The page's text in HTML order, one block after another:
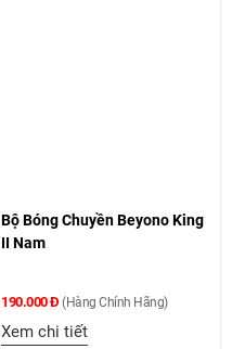
Bộ Bóng Chuyền Beyono King
II Nam
190.000 Đ (Hàng Chính Hãng)
Xem chi tiết